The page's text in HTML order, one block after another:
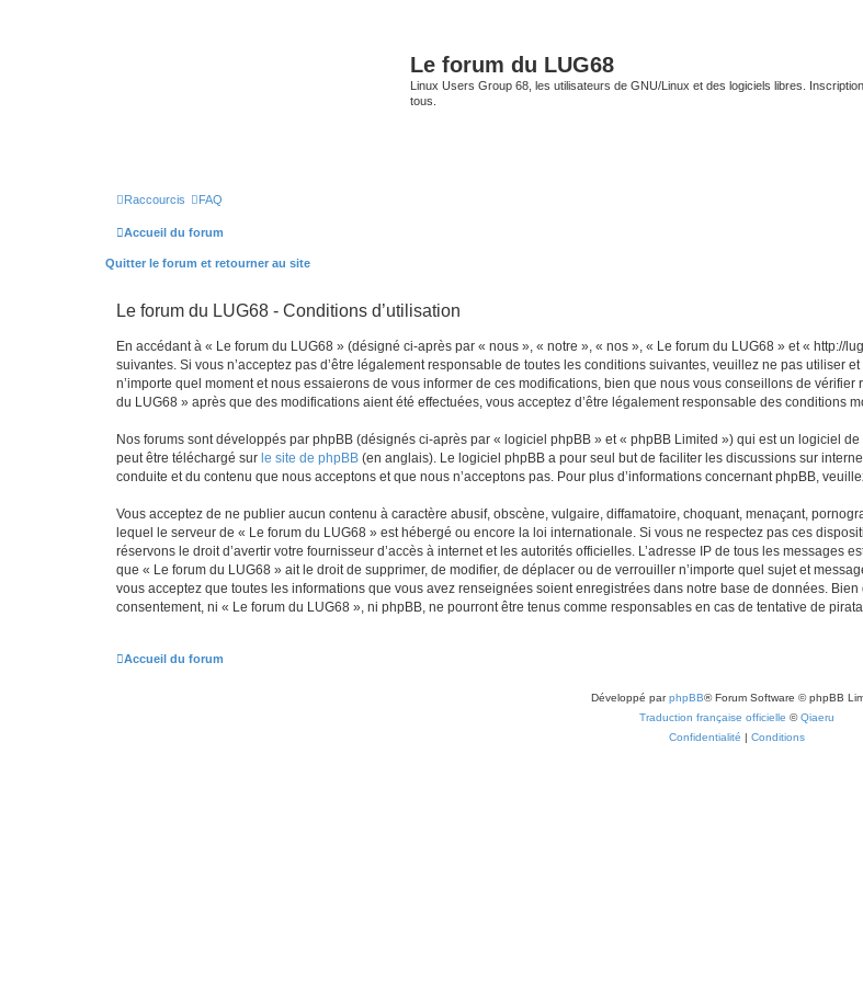
Le forum du LUG68
Linux Users Group 68, les utilisateurs de GNU/Linux et des logiciels libres.
tous.
Raccourcis FAQ
Accueil du forum
Quitter le forum et retourner au site
Le forum du LUG68 - Conditions d’utilisation
En accédant à « Le forum du LUG68 » (désigné ci-après par « nous », « notre », « nos », « Le forum du LUG68 » et « http://
suivantes. Si vous n’acceptez pas d’être légalement responsable de toutes les conditions suivantes, veuillez ne pas utiliser
n’importe quel moment et nous essaierons de vous informer de ces modifications, bien que nous vous conseillons de
du LUG68 » après que des modifications aient été effectuées, vous acceptez d’être légalement responsable des conditions
Nos forums sont développés par phpBB (désignés ci-après par « logiciel phpBB » et « phpBB Limited ») qui est un logiciel
peut être téléchargé sur le site de phpBB (en anglais). Le logiciel phpBB a pour seul but de faciliter les discussions sur
conduite et du contenu que nous acceptons et que nous n’acceptons pas. Pour plus d’informations concernant phpBB,
Vous acceptez de ne publier aucun contenu à caractère abusif, obscène, vulgaire, diffamatoire, choquant, menaçant,
lequel le serveur de « Le forum du LUG68 » est hébergé ou encore la loi internationale. Si vous ne respectez pas ces
réservons le droit d’avertir votre fournisseur d’accès à internet et les autorités officielles. L’adresse IP de tous les messages
que « Le forum du LUG68 » ait le droit de supprimer, de modifier, de déplacer ou de verrouiller n’importe quel sujet et
vous acceptez que toutes les informations que vous avez renseignées soient enregistrées dans notre base de données.
consentement, ni « Le forum du LUG68 », ni phpBB, ne pourront être tenus comme responsables en cas de tentative de
Accueil du forum
Développé parphpBB® Forum Software © phpBB
Traduction française officielle ©Qiaeru
Confidentialité | Conditions